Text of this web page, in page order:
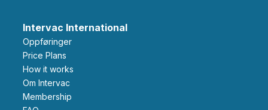
Intervac International
Oppføringer
Price Plans
How it works
Om Intervac
Membership